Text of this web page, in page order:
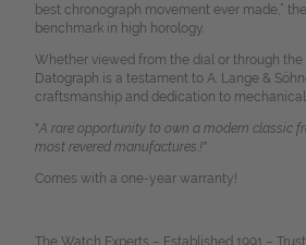
best chronograph movement ever made,”
benchmark in high horology.
Whether viewed from the dial or through
Datograph is a testament to A. Lange &
craftsmanship and dedication to
"A rare opportunity to own a modern classic
most revered manufactures.!"
Comes with a one-year warranty!